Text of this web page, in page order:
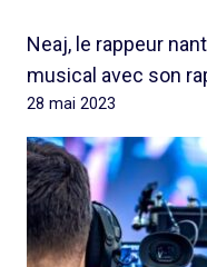
Neaj, le rappeur
musical avec son
28 mai 2023